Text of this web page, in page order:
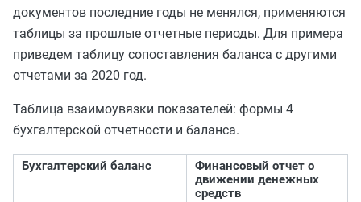
документов последние годы не менялся, применяются
таблицы за прошлые отчетные периоды. Для примера
приведем таблицу сопоставления баланса с другими
отчетами за 2020 год.
Таблица взаимоувязки показателей: формы 4
бухгалтерской отчетности и баланса.
Бухгалтерский баланс
Финансовый отчет о
движении денежных
средств